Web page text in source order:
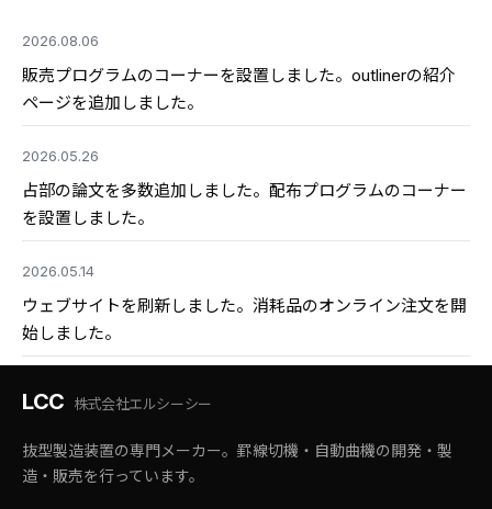
2026.08.06
販売プログラムのコーナーを設置しました。outlinerの紹介
ページを追加しました。
2026.05.26
占部の論文を多数追加しました。配布プログラムのコーナー
を設置しました。
2026.05.14
ウェブサイトを刷新しました。消耗品のオンライン注文を開
始しました。
LCC 株式会社エルシーシー
抜型製造装置の専門メーカー。罫線切機・自動曲機の開発・製
造・販売を行っています。